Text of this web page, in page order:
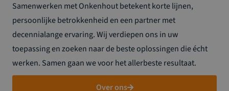
Samenwerken met Onkenhout betekent korte lijnen,
persoonlijke betrokkenheid en een partner met
decennialange ervaring. Wij verdiepen ons in uw
toepassing en zoeken naar de beste oplossingen die écht
werken. Samen gaan we voor het allerbeste resultaat.
Over ons